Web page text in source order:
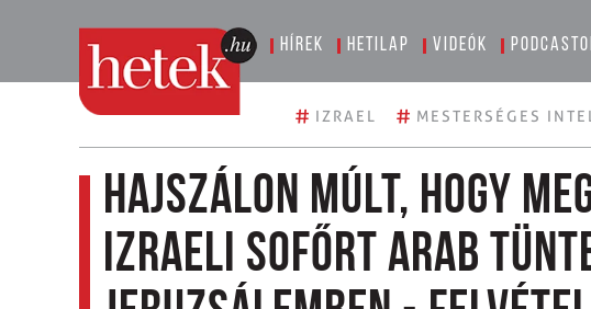
Hírek Hetilap Videók
# IZRAEL # MESTERSÉGES
Hajszálon múlt, hogy
izraeli sofőrt arab